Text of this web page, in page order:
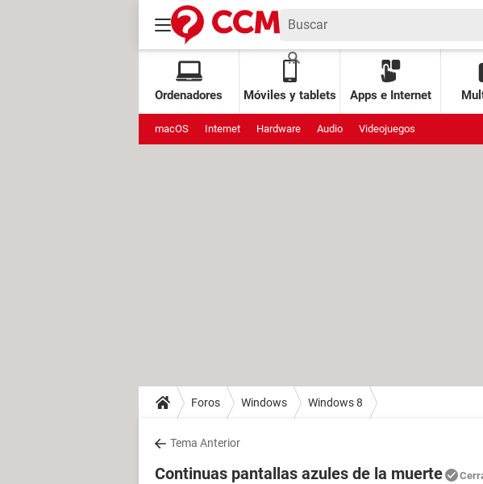
Ordenadores Móviles y tablets Apps e Internet
macOS Internet Hardware Audio Videojuegos
Foros Windows Windows 8
Tema Anterior
Continuas pantallas azules de la muerte